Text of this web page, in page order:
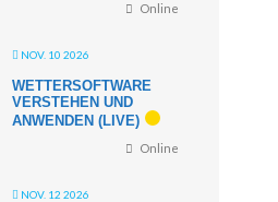
Online
NOV. 10 2026
WETTERSOFTWARE
VERSTEHEN UND
ANWENDEN (LIVE)
Online
NOV. 12 2026